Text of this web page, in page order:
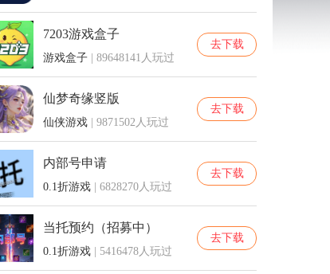
7203游戏盒子
游戏盒子 | 89648141人玩过
去下载
仙梦奇缘竖版
仙侠游戏 | 9871502人玩过
去下载
内部号申请
0.1折游戏 | 6828270人玩过
去下载
当托预约（招募中）
0.1折游戏 | 5416478人玩过
去下载